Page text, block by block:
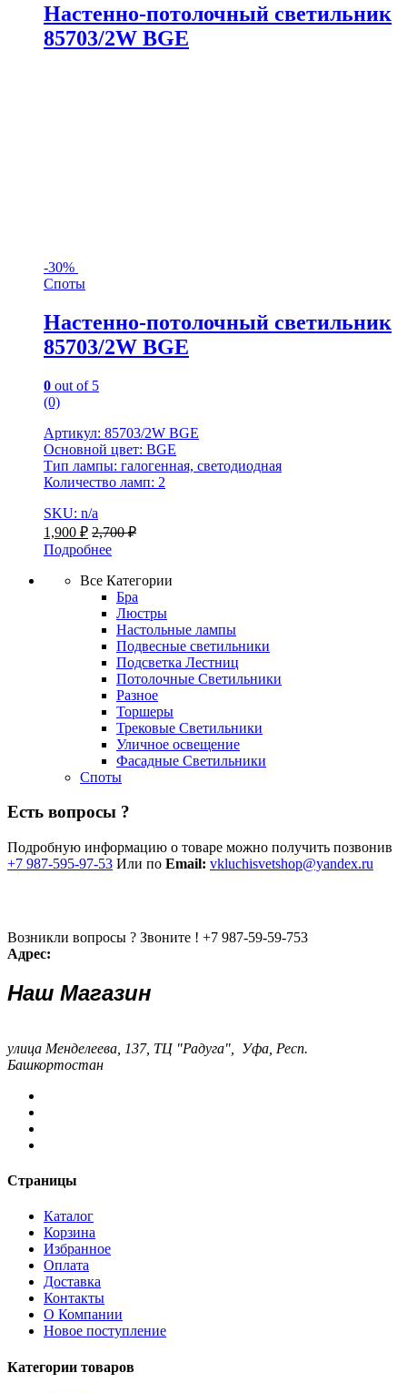
Настенно-потолочный светильник
85703/2W BGE
-30%
Споты
Настенно-потолочный светильник
85703/2W BGE
0 out of 5
(0)
Артикул: 85703/2W BGE
Основной цвет: BGE
Тип лампы: галогенная, светодиодная
Количество ламп: 2
SKU: n/a
1,900 ₽ 2,700₽
Подробнее
Все Категории
Бра
Люстры
Настольные лампы
Подвесные светильники
Подсветка Лестниц
Потолочные Светильники
Разное
Торшеры
Трековые Светильники
Уличное освещение
Фасадные Светильники
Споты
Есть вопросы ?
Подробную информацию о товаре можно получить позвонив
+7 987-595-97-53 Или по Email: vkluchisvetshop@yandex.ru
Возникли вопросы ? Звоните ! +7 987-59-59-753
Адрес:
Наш Магазин
улица Менделеева, 137, ТЦ "Радуга", Уфа, Респ.
Башкортостан
Страницы
Каталог
Корзина
Избранное
Оплата
Доставка
Контакты
О Компании
Новое поступление
Категории товаров